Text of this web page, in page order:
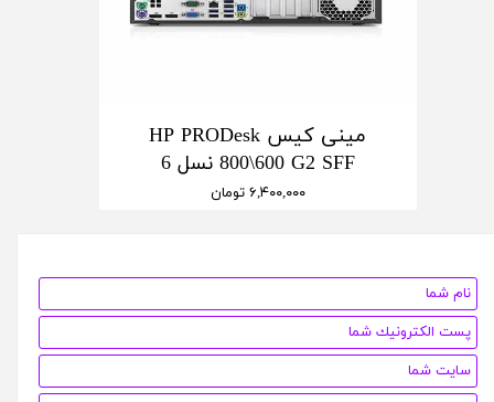
مینی کیس HP PRODesk
800\600 G2 SFF نسل 6
۶,۴۰۰,۰۰۰ تومان